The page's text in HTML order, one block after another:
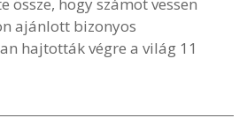
ajánlott bizonyos
hajtották végre a világ 11